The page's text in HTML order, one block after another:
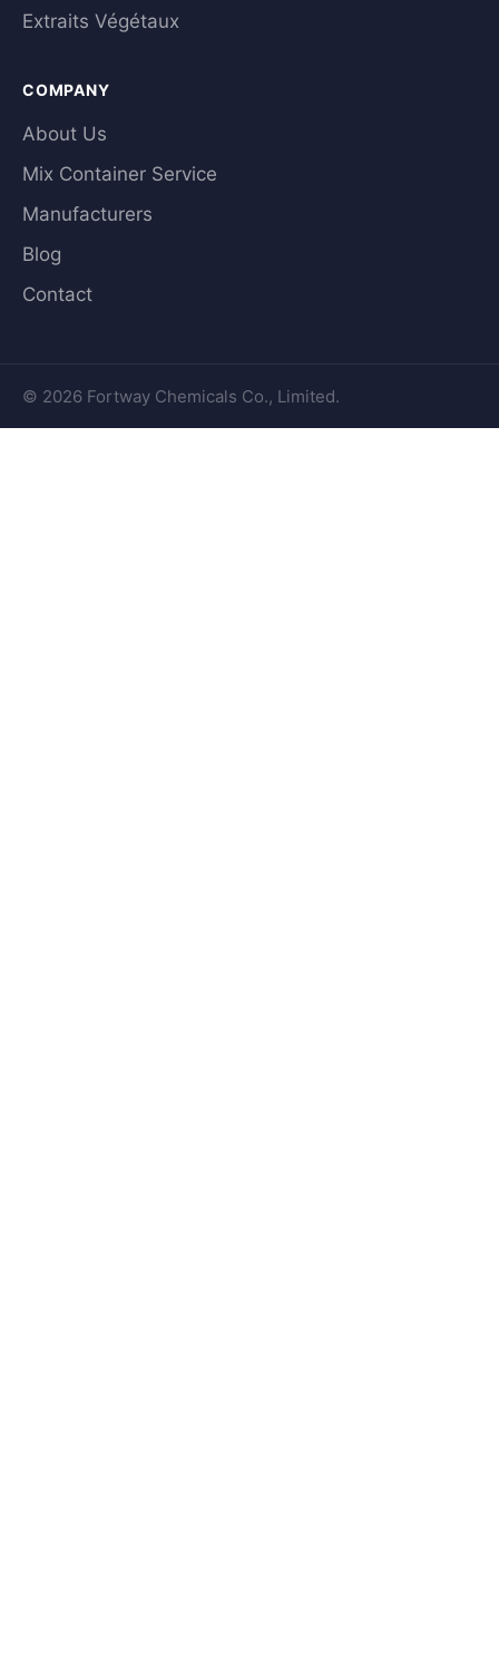
Extraits Végétaux
COMPANY
About Us
Mix Container Service
Manufacturers
Blog
Contact
© 2026 Fortway Chemicals Co., Limited.